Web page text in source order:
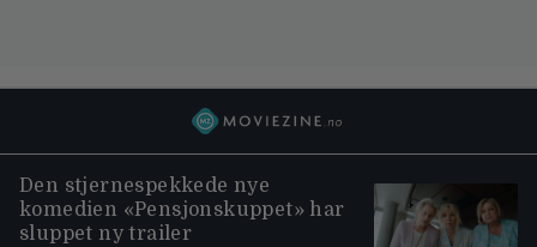
Den stjernespekkede nye
komedien «Pensjonskuppet» har
sluppet ny trailer